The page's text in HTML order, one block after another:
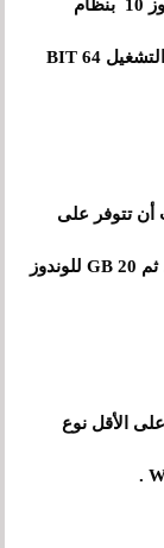
تتوفر على 1GB إذا كنت تريد تثبيت نسخة الوندوز 10 بنظام
تشغيل 32 BIT ، أما في حالة الوندوز 10 بنظام التشغيل 64 BIT
تتوفر على
16GB لنسخة الوندوز 10 نظام تشغيل 32 BIT ، ثم 20 GB للوندوز
الأقل نوع